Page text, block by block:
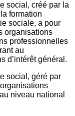
social, créé par la
formation
sociale, a pour
organisations
professionnelles
au
d’intérêt général.
social, géré par
niveau national